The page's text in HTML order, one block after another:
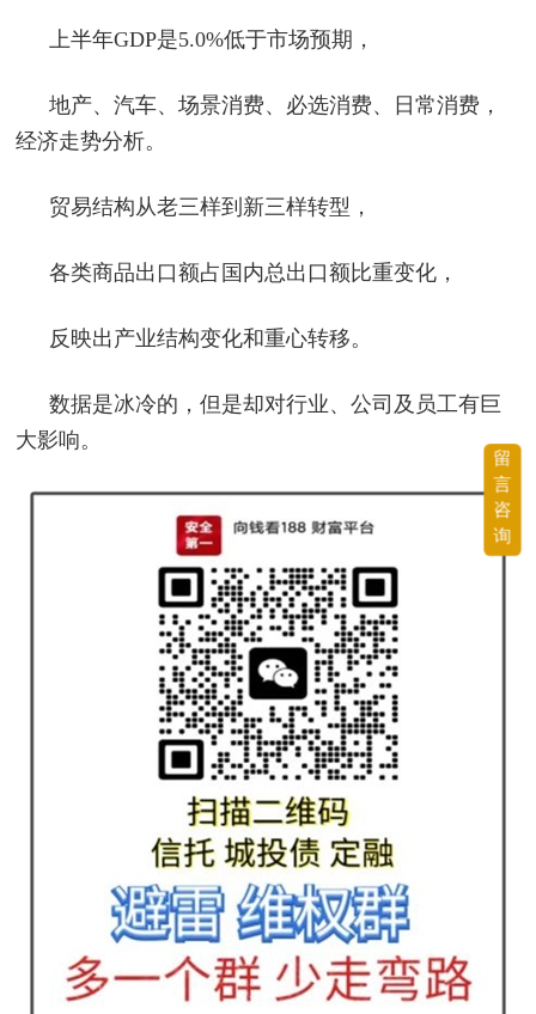
上半年GDP是5.0%低于市场预期，
地产、汽车、场景消费、必选消费、日常消费，
经济走势分析。
贸易结构从老三样到新三样转型，
各类商品出口额占国内总出口额比重变化，
反映出产业结构变化和重心转移。
数据是冰冷的，但是却对行业、公司及员工有巨
大影响。
留
言
咨
询